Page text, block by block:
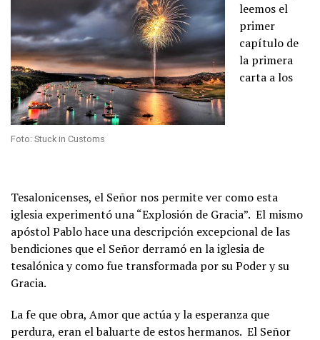
Foto: Stuck in Customs
leemos el
primer
capítulo de
la primera
carta a los
Tesalonicenses, el Señor nos permite ver como esta
iglesia experimentó una “Explosión de Gracia”. El mismo
apóstol Pablo hace una descripción excepcional de las
bendiciones que el Señor derramó en la iglesia de
tesalónica y como fue transformada por su Poder y su
Gracia.
La fe que obra, Amor que actúa y la esperanza que
perdura, eran el baluarte de estos hermanos. El Señor